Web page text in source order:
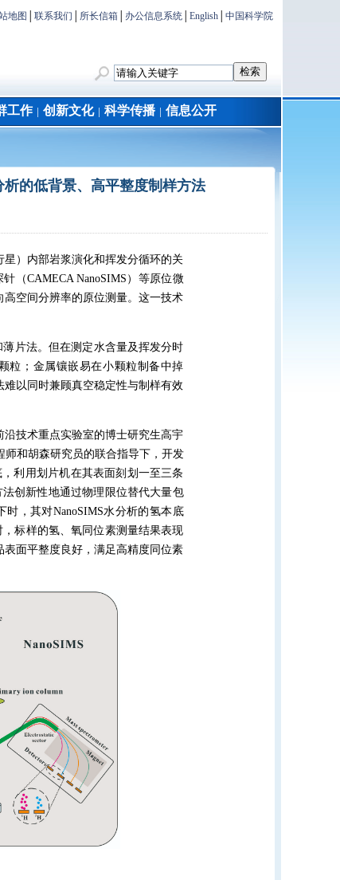
地图 联系我们 所长信箱 办公信息系统 English 中国科学院
工作│ 创新文化│ 科学传播│ 信息公开
的低背景、高平整度制样方法
）内部岩浆演化和挥发分循环的关
（CAMECA NanoSIMS）等原位微
空间分辨率的原位测量。这一技术
片法。但在测定水含量及挥发分时
粒；金属镶嵌易在小颗粒制备中掉
以同时兼顾真空稳定性与制样有效
技术重点实验室的博士研究生高宇
师和胡森研究员的联合指导下，开发
利用划片机在其表面刻划一至三条
创新性地通过物理限位替代大量包
，其对NanoSIMS水分析的氢本底
标样的氢、氧同位素测量结果表现
面平整度良好，满足高精度同位素